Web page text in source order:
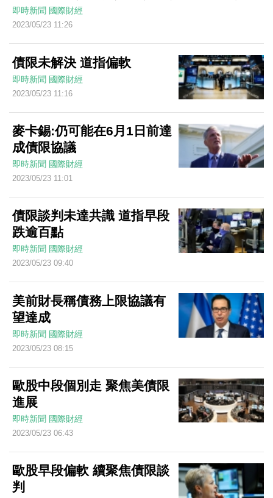
即時新聞 國際財經
2023/05/23 11:26
債限未解決 道指偏軟
即時新聞 國際財經
2023/05/23 11:16
麥卡錫:仍可能在6月1日前達
成債限協議
即時新聞 國際財經
2023/05/23 11:01
債限談判未達共識 道指早段
跌逾百點
即時新聞 國際財經
2023/05/23 09:40
美前財長稱債務上限協議有
望達成
即時新聞 國際財經
2023/05/23 08:15
歐股中段個別走 聚焦美債限
進展
即時新聞 國際財經
2023/05/23 06:43
歐股早段偏軟 續聚焦債限談
判